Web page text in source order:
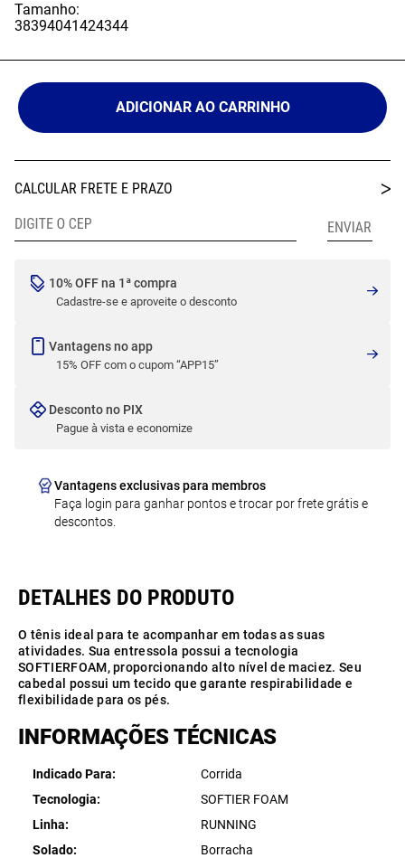
Tamanho:
38394041424344
ADICIONAR AO CARRINHO
10% OFF na 1ª compra
Cadastre-se e aproveite o desconto
Vantagens no app
15% OFF com o cupom “APP15”
Desconto no PIX
Pague à vista e economize
Vantagens exclusivas para membros
Faça login para ganhar pontos e trocar por frete grátis e
descontos.
O tênis ideal para te acompanhar em todas as suas
atividades. Sua entressola possui a tecnologia
SOFTIERFOAM, proporcionando alto nível de maciez. Seu
cabedal possui um tecido que garante respirabilidade e
flexibilidade para os pés.
INFORMAÇÕES TÉCNICAS
Indicado Para
Corrida
Tecnologia
SOFTIER FOAM
Linha
RUNNING
Solado
Borracha